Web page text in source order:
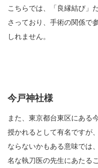
こちらでは、「良縁結び」
さっており、手術の関係で
しれません。
今戸神社様
また、東京都台東区にある
授かれるとして有名ですが
ならないかもある意味では
名な執刀医の先生にあたる